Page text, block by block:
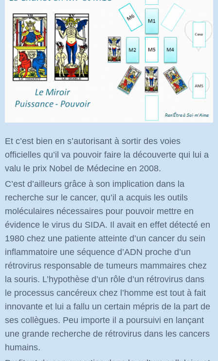
Et c’est bien en s’autorisant à sortir des voies
officielles qu’il va pouvoir faire la découverte qui lui a
valu le prix Nobel de Médecine en 2008.
C’est d’ailleurs grâce à son implication dans la
recherche sur le cancer, qu’il a acquis les outils
moléculaires nécessaires pour pouvoir mettre en
évidence le virus du SIDA. Il avait en effet détecté en
1980 chez une patiente atteinte d’un cancer du sein
inflammatoire une séquence d’ADN proche d’un
rétrovirus responsable de tumeurs mammaires chez
la souris. L’hypothèse d’un rôle d’un rétrovirus dans
le processus cancéreux chez l’homme est tout à fait
innovante et lui a fallu un certain mépris de la part de
ses collègues. Peu importe il a poursuivi en lançant
une grande recherche de rétrovirus dans les cancers
humains.